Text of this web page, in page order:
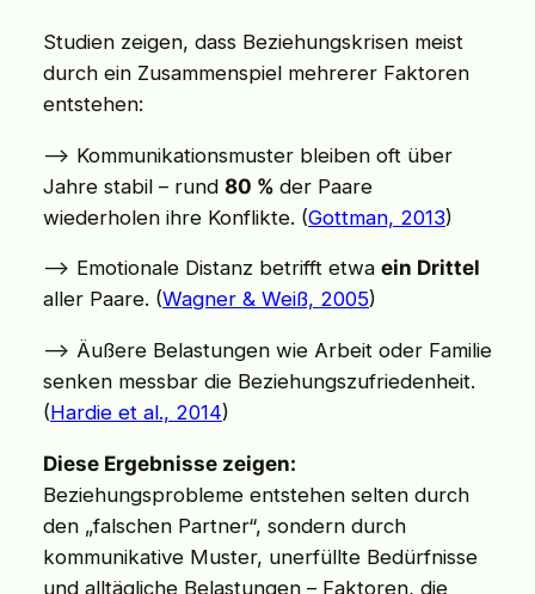
Studien zeigen, dass Beziehungskrisen meist
durch ein Zusammenspiel mehrerer Faktoren
entstehen:
–> Kommunikationsmuster bleiben oft über
Jahre stabil – rund 80 % der Paare
wiederholen ihre Konflikte. (Gottman, 2013)
–> Emotionale Distanz betrifft etwa ein Drittel
aller Paare. (Wagner & Weiß, 2005)
–> Äußere Belastungen wie Arbeit oder Familie
senken messbar die Beziehungszufriedenheit.
(Hardie et al., 2014)
Diese Ergebnisse zeigen:
Beziehungsprobleme entstehen selten durch
den „falschen Partner“, sondern durch
kommunikative Muster, unerfüllte Bedürfnisse
und alltägliche Belastungen – Faktoren, die